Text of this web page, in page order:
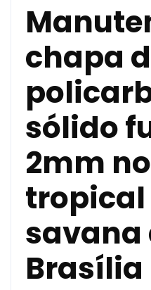
chapa
sólido
2mm
tropical
savana
Brasília